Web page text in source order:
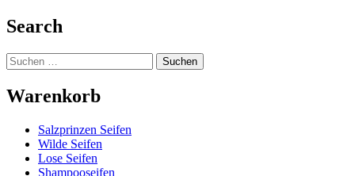
Search
Suchen
nach:
Warenkorb
Salzprinzen Seifen
Wilde Seifen
Lose Seifen
Shampooseifen